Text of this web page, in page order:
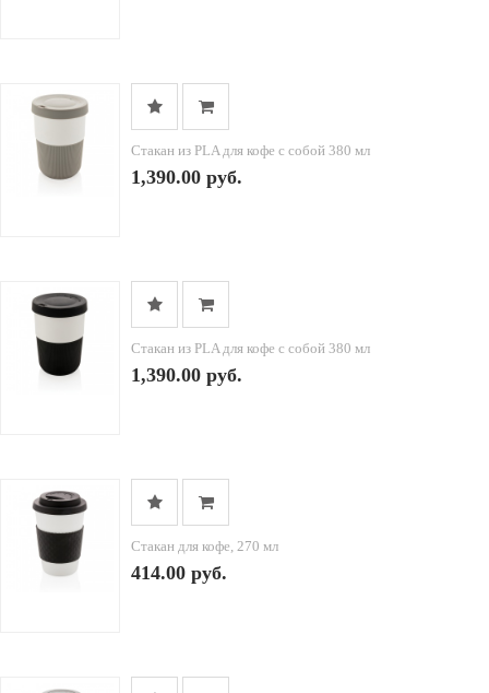
Стакан из PLA для кофе с собой 380 мл
1,390.00 руб.
Стакан из PLA для кофе с собой 380 мл
1,390.00 руб.
Стакан для кофе, 270 мл
414.00 руб.